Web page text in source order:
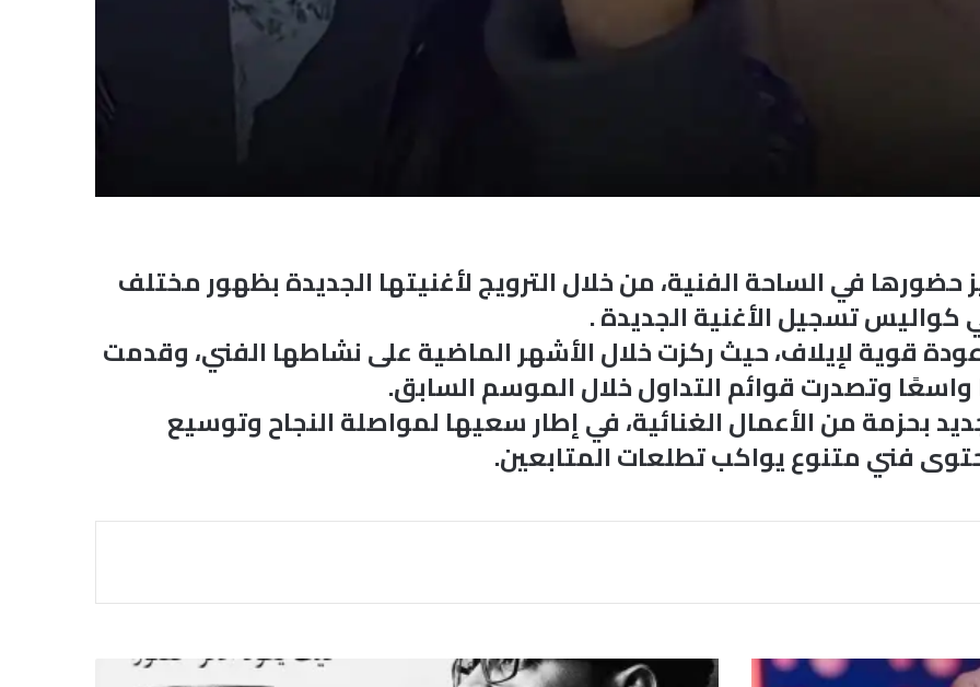
حضورها في الساحة الفنية، من خلال الترويج لأغنيتها الجديدة بظهور مختلف
تسجيل الأغنية الجديدة .
قوية لإيلاف، حيث ركزت خلال الأشهر الماضية على نشاطها الفني، وقدمت
واسعًا وتصدرت قوائم التداول خلال الموسم السابق.
بحزمة من الأعمال الغنائية، في إطار سعيها لمواصلة النجاح وتوسيع
فني متنوع يواكب تطلعات المتابعين.